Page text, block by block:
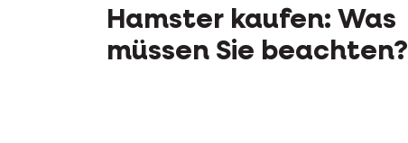
Hamster kaufen: Was
müssen Sie beachten?